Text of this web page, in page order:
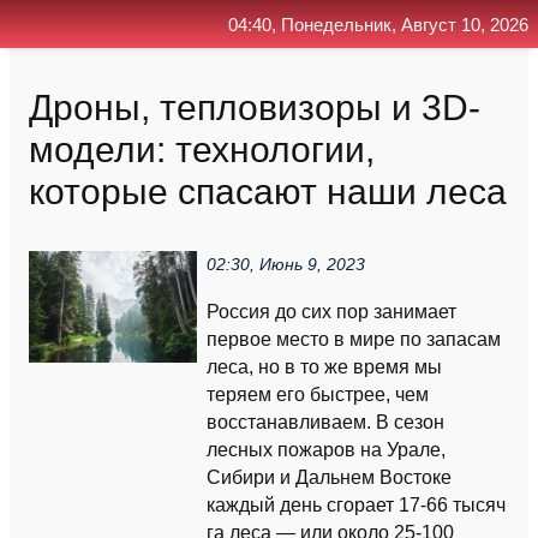
Дроны, тепловизоры и 3D-
модели: технологии,
которые спасают наши леса
02:30, Июнь 9, 2023
Россия до сих пор занимает
первое место в мире по запасам
леса, но в то же время мы
теряем его быстрее, чем
восстанавливаем. В сезон
лесных пожаров на Урале,
Сибири и Дальнем Востоке
каждый день сгорает 17-66 тысяч
га леса — или около 25-100
04:40, Понедельник, Август 10, 2026